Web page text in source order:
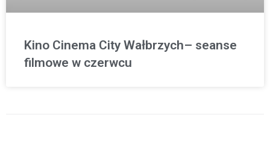
Kino Cinema City Wałbrzych– seanse
filmowe w czerwcu